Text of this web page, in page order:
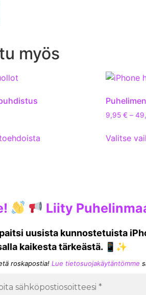
myös
9,95 € –
Valitse
Liity
uusista kunnostetuista
kaikesta tärkeästä. 📱✨
roskapostia! Lue tietosuojakäytäntömme